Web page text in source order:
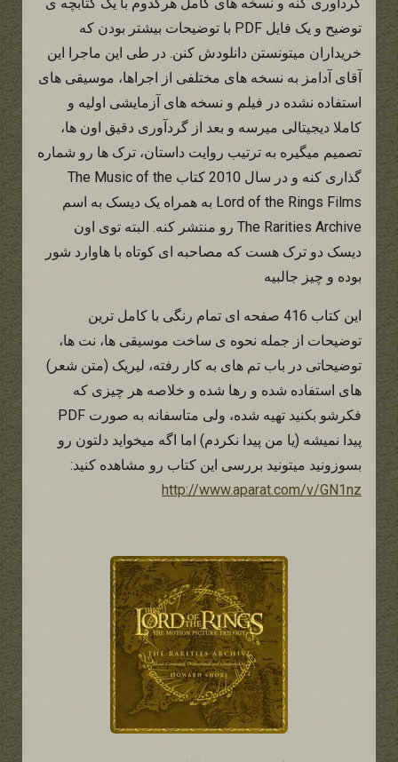
توضیح و یک فایل PDF با توضیحات بیشتر بودن که
خریداران میتونستن دانلودش کنن. در طی این ماجرا این
آقای آدامز به نسخه های مختلفی از اجراها، موسیقی های
استفاده نشده در فیلم و نسخه های آزمایشی اولیه و
کاملا دیجیتالی میرسه و بعد از گردآوری دقیق اون ها،
تصمیم میگیره به ترتیب روایت داستان، ترک ها رو شماره
گذاری کنه و در سال 2010 کتاب The Music of the
Lord of the Rings Films به همراه یک دیسک به اسم
The Rarities Archive رو منتشر کنه. البته توی اون
دیسک دو ترک هست که مصاحبه ای کوتاه با هاوارد شور
بوده و چیز جالبیه
این کتاب 416 صفحه ای تمام رنگی با کامل ترین
توضیحات از جمله نحوه ی ساخت موسیقی ها، نت ها،
توضیحاتی در باب تم های به کار رفته، لیریک (متن شعر)
های استفاده شده و رها شده و خلاصه هر چیزی که
فکرشو بکنید تهیه شده، ولی متاسفانه به صورت PDF
پیدا نمیشه (یا من پیدا نکردم) اما اگه میخواید دلتون رو
بسوزونید میتونید بررسی این کتاب رو مشاهده کنید:
http://www.aparat.com/v/GN1nz